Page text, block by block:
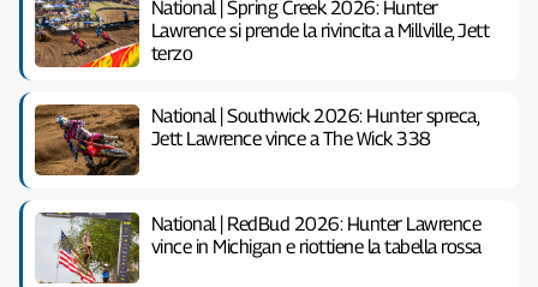
National | Spring Creek 2026: Hunter
Lawrence si prende la rivincita a Millville, Jett
terzo
National | Southwick 2026: Hunter spreca,
Jett Lawrence vince a The Wick 338
National | RedBud 2026: Hunter Lawrence
vince in Michigan e riottiene la tabella rossa